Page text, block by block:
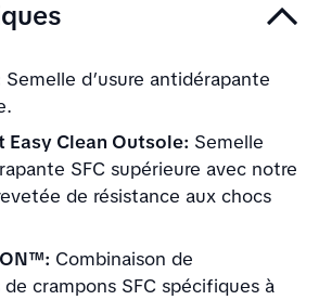
Semelle d’usure antidérapante
Clean Outsole: Semelle
SFC supérieure avec notre
de résistance aux chocs
Combinaison de
crampons SFC spécifiques à